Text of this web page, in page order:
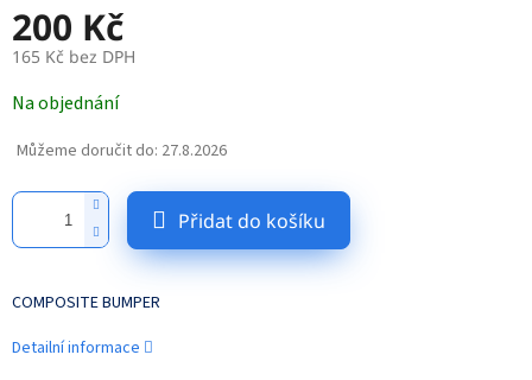
200 Kč
165 Kč bez DPH
cena:
Na objednání
Můžeme doručit do: 27.8.2026
Přidat do košíku
COMPOSITE BUMPER
Detailní informace